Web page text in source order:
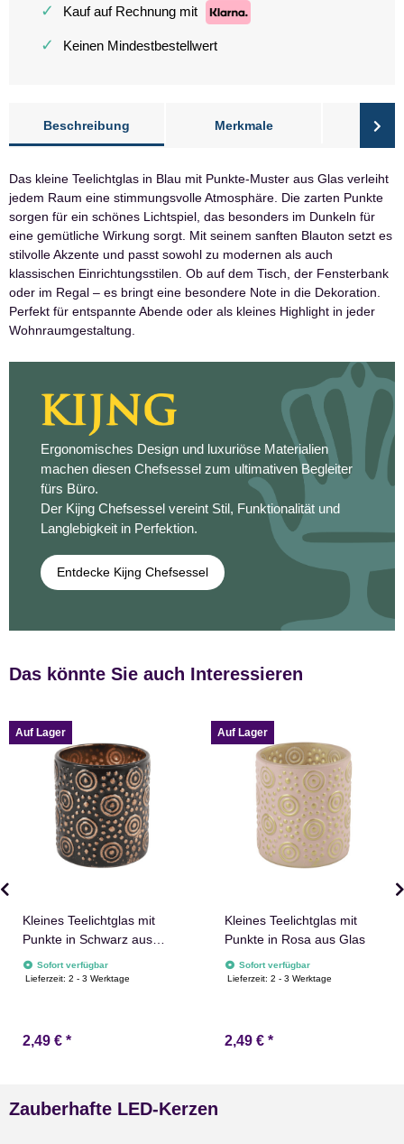
✓ Kauf auf Rechnung mit
✓ Keinen Mindestbestellwert
Beschreibung Merkmale
Das kleine Teelichtglas in Blau mit Punkte-Muster aus Glas verleiht
jedem Raum eine stimmungsvolle Atmosphäre. Die zarten Punkte
sorgen für ein schönes Lichtspiel, das besonders im Dunkeln für
eine gemütliche Wirkung sorgt. Mit seinem sanften Blauton setzt es
stilvolle Akzente und passt sowohl zu modernen als auch
klassischen Einrichtungsstilen. Ob auf dem Tisch, der Fensterbank
oder im Regal – es bringt eine besondere Note in die Dekoration.
Perfekt für entspannte Abende oder als kleines Highlight in jeder
Wohnraumgestaltung.
Ergonomisches Design und luxuriöse Materialien
machen diesen Chefsessel zum ultimativen Begleiter
fürs Büro.
Der Kijng Chefsessel vereint Stil, Funktionalität und
Langlebigkeit in Perfektion.
Entdecke Kijng Chefsessel
Das könnte Sie auch Interessieren
Auf Lager
Kleines Teelichtglas mit
Punkte in Schwarz aus
GlasSofort verfügbar
Lieferzeit:2 - 3 Werktage
2,49 € *
Auf Lager
Kleines Teelichtglas mit
Punkte in Rosa aus Glas
Sofort verfügbar
Lieferzeit:2 - 3 Werktage
2,49 € *
Zauberhafte LED-Kerzen